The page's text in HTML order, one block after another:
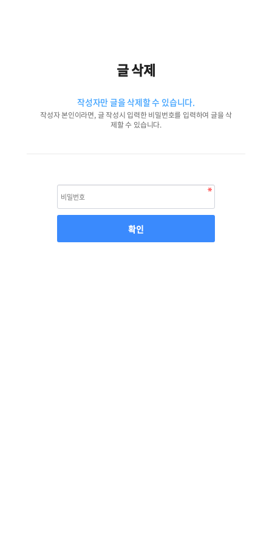
글 삭제
작성자만 글을 삭제할 수 있습니다.
작성자 본인이라면, 글 작성시 입력한 비밀번호를 입력하여 글을 삭
제할 수 있습니다.